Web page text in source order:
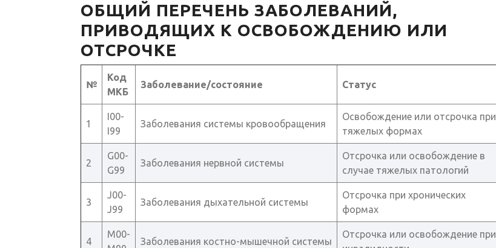
ОБЩИЙ ПЕРЕЧЕНЬ ЗАБОЛЕВАНИЙ,
ПРИВОДЯЩИХ К ОСВОБОЖДЕНИЮ ИЛИ
ОТСРОЧКЕ
№
Код
МКБ
Заболевание/состояние Статус
1
I00-
I99
Заболевания системы кровообращения
Освобождение или отсрочка при
тяжелых формах
2
G00-
G99
Заболевания нервной системы
Отсрочка или освобождение в
случае тяжелых патологий
3
J00-
J99
Заболевания дыхательной системы
Отсрочка при хронических
формах
4
M00-
Заболевания костно-мышечной системы
Отсрочка или освобождение при